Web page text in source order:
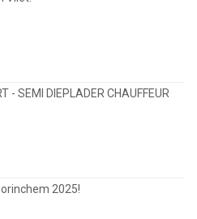
- SEMI DIEPLADER CHAUFFEUR
2025!